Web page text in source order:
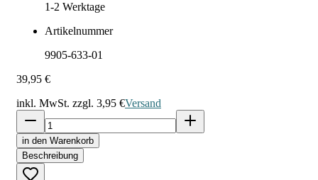
1-2 Werktage
Artikelnummer
9905-633-01
39,95 €
inkl. MwSt. zzgl. 3,95 €Versand
in den Warenkorb
Beschreibung